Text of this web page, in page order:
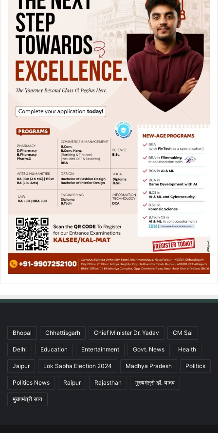
Bhopal Chhattisgarh Chief Minister Dr. Yadav CM Sai
Delhi Education Entertainment Govt. News Health
Jaipur Lok Sabha Election 2024 Madhya Pradesh Politics
Politics News Raipur Rajasthan मुख्यमंत्री डॉ. यादव
मुख्यमंत्री साय